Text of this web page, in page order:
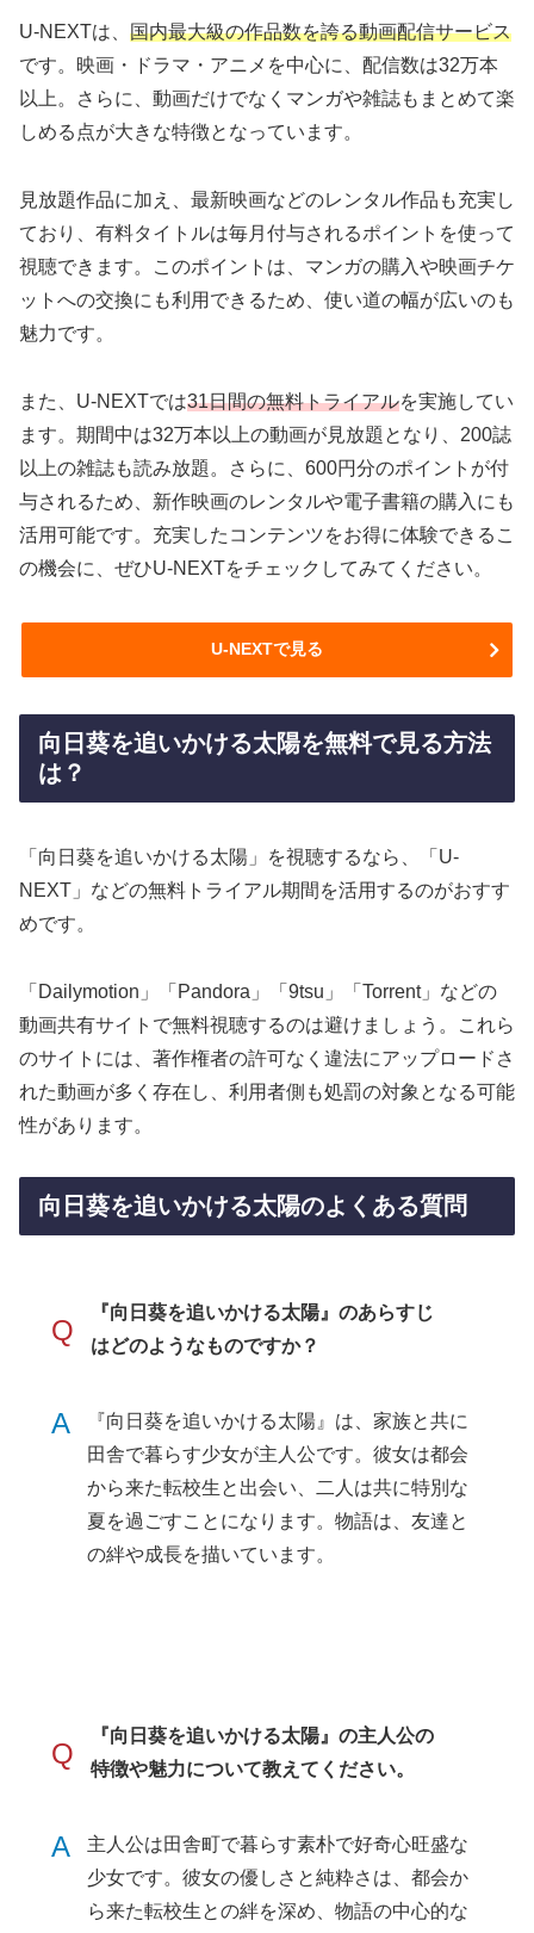
U-NEXTは、 国内最大級の作品数を誇る動画配信サービス
です。映画・ドラマ・アニメを中心に、配信数は32万本
以上。さらに、動画だけでなくマンガや雑誌もまとめて楽
しめる点が大きな特徴となっています。
見放題作品に加え、最新映画などのレンタル作品も充実し
ており、有料タイトルは毎月付与されるポイントを使って
視聴できます。このポイントは、マンガの購入や映画チケ
ットへの交換にも利用できるため、使い道の幅が広いのも
魅力です。
また、U-NEXTでは31日間の無料トライアルを実施してい
ます。期間中は32万本以上の動画が見放題となり、200誌
以上の雑誌も読み放題。さらに、600円分のポイントが付
与されるため、新作映画のレンタルや電子書籍の購入にも
活用可能です。充実したコンテンツをお得に体験できるこ
の機会に、ぜひU-NEXTをチェックしてみてください。
U-NEXTで見る
向日葵を追いかける太陽を無料で見る方法
は？
「向日葵を追いかける太陽」を視聴するなら、「U-
NEXT」などの無料トライアル期間を活用するのがおすす
めです。
「Dailymotion」「Pandora」「9tsu」「Torrent」などの
動画共有サイトで無料視聴するのは避けましょう。これら
のサイトには、著作権者の許可なく違法にアップロードさ
れた動画が多く存在し、利用者側も処罰の対象となる可能
性があります。
向日葵を追いかける太陽のよくある質問
Q
『向日葵を追いかける太陽』のあらすじ
はどのようなものですか？
A
『向日葵を追いかける太陽』は、家族と共に
田舎で暮らす少女が主人公です。彼女は都会
から来た転校生と出会い、二人は共に特別な
夏を過ごすことになります。物語は、友達と
の絆や成長を描いています。
Q
『向日葵を追いかける太陽』の主人公の
特徴や魅力について教えてください。
A
主人公は田舎町で暮らす素朴で好奇心旺盛な
少女です。彼女の優しさと純粋さは、都会か
ら来た転校生との絆を深め、物語の中心的な